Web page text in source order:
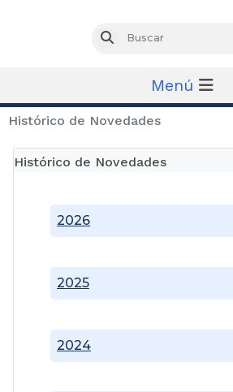
Buscar
Menú
Histórico de Novedades
Histórico de Novedades
2024
2025
2026